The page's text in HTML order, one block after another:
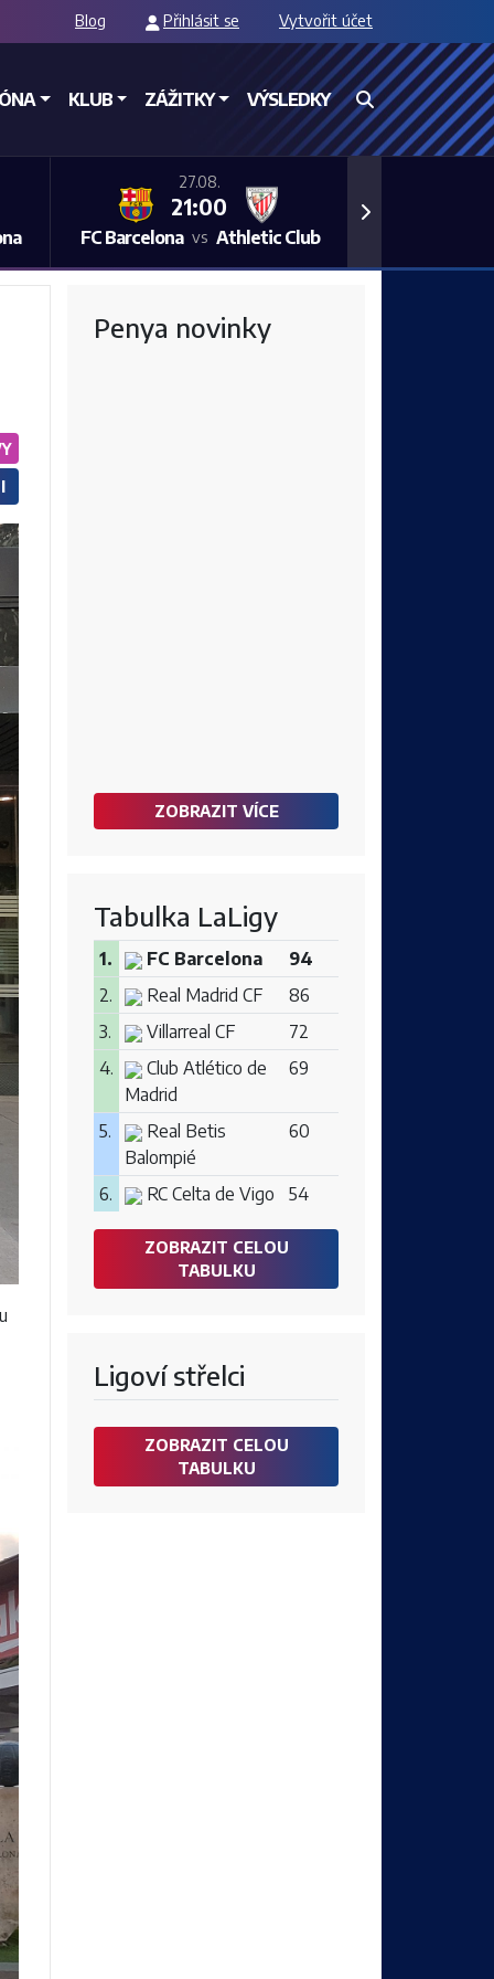
Blog Přihlásit se Vytvořit účet
KLUB ZÁŽITKY VÝSLEDKY
27.08.
21:00
FC Barcelona vs Athletic Club
Next
Penya novinky
ZOBRAZIT VÍCE
Tabulka LaLigy
1. FC Barcelona
94
2.
Real Madrid CF
86
3.
Villarreal CF
72
4.
Club Atlético de
Madrid
69
5.
Real Betis
Balompié
60
6. RC Celta de Vigo 54
ZOBRAZIT CELOU
TABULKU
Ligoví střelci
ZOBRAZIT CELOU
TABULKU